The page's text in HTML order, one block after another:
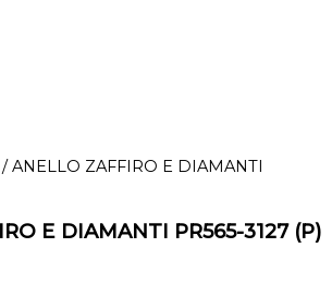
/ ANELLO ZAFFIRO E DIAMANTI
E DIAMANTI PR565-3127 (P)